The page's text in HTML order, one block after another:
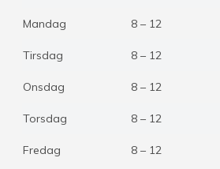
Mandag 8 – 12
Tirsdag 8 – 12
Onsdag 8 – 12
Torsdag 8 – 12
Fredag 8 – 12